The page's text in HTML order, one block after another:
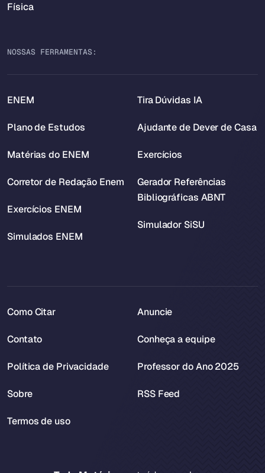
Física
NOSSAS FERRAMENTAS:
ENEM
Plano de Estudos
Matérias do ENEM
Corretor de Redação Enem
Exercícios ENEM
Simulados ENEM
Tira Dúvidas IA
Ajudante de Dever de Casa
Exercícios
Gerador Referências
Bibliográficas ABNT
Simulador SiSU
Como Citar
Contato
Política de Privacidade
Sobre
Termos de uso
Anuncie
Conheça a equipe
Professor do Ano 2025
RSS Feed